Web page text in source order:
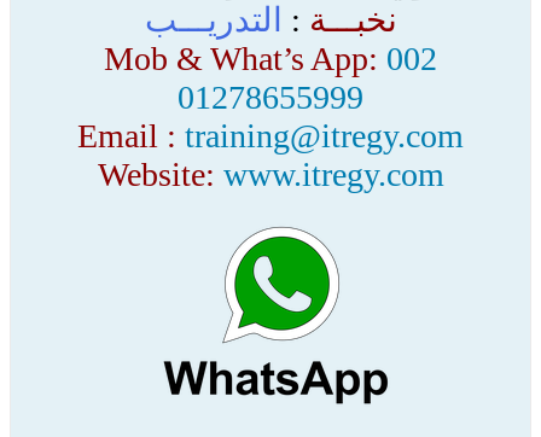
نخبـــة :
التدريـــب
Mob & What’s App: 002
01278655999
Email : training@itregy.com
Website: www.itregy.com